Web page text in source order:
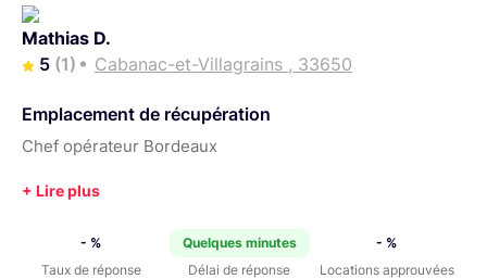
Mathias D.
5 (1) Cabanac-et-Villagrains , 33650
Emplacement de récupération
Chef opérateur Bordeaux
- %
Taux de réponse
Quelques minutes
Délai de réponse
- %
Locations approuvées